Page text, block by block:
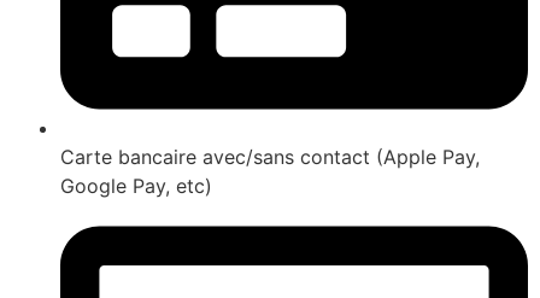
Carte bancaire avec/sans contact (Apple Pay,
Google Pay, etc)